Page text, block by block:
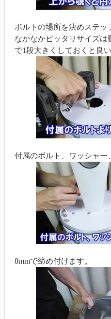
ボルトの場所を決めステッ
なかなかピッタリサイズ
で1段大きくしておくと良い
付属のボルト、ワッシャー
8mmで締め付けます。